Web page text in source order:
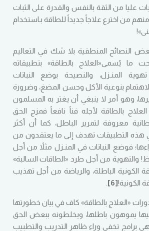
عليا من الثقة بالنفس والقدرة على الثبات
من اخترع علاجاً جديداً للطاقة بـاستخدام
النصائح المنطقية بلا شك في التعاليم
ما يُسمى«العلاج بالطاقة» بتطبيقاته
المنـزل، والنصيحة بوضع النباتات
بنوعية الأكل وحسن المضغ، وضرورة
وهو أمر لا ينبغي أن يغتر به المسلمون
بالطاقة لأجله فناً نافعاً فمزج الحق
معروفة لتمرير الباطل، كما أن أكثر
هذه التطبيقات تهدف إلى ما يعتقدون من
فوضع النباتات في المنـزل مثلاً من أجل
من أجل طرد «الطاقات السالبة»
الباطلة، والرياضة من أجل تهذيب
الكونية![6]
«العلاج بالطاقة» كاف في بيان خطورتها
يموهون باطلها، ويخلطونه ببعض الحق
برامج تخفي وراء ظاهر التدريب والتطبيب